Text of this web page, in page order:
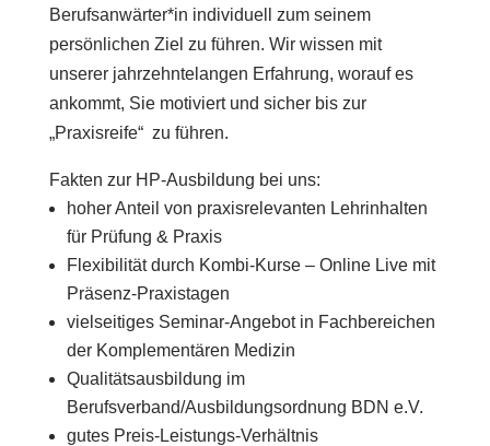
Berufsanwärter*in individuell zum seinem
persönlichen Ziel zu führen. Wir wissen mit
unserer jahrzehntelangen Erfahrung, worauf es
ankommt, Sie motiviert und sicher bis zur
„Praxisreife“ zu führen.
Fakten zur HP-Ausbildung bei uns:
hoher Anteil von praxisrelevanten Lehrinhalten
für Prüfung & Praxis
Flexibilität durch Kombi-Kurse – Online Live mit
Präsenz-Praxistagen
vielseitiges Seminar-Angebot in Fachbereichen
der Komplementären Medizin
Qualitätsausbildung im
Berufsverband/Ausbildungsordnung BDN e.V.
gutes Preis-Leistungs-Verhältnis